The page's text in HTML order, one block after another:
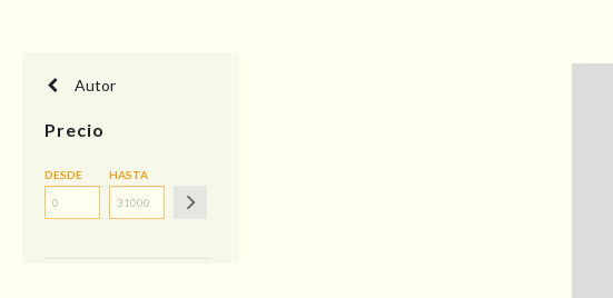
Autor
Precio
DESDE HASTA